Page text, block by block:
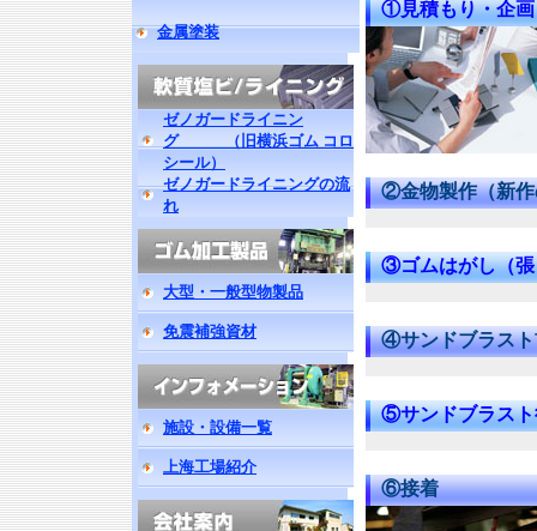
金属塗装
ゼノガードライニン
グ （旧横浜ゴム コロ
シール）
ゼノガードライニングの流
れ
大型・一般型物製品
免震補強資材
施設・設備一覧
上海工場紹介
①見積もり・企画
②金物製作（新作
③ゴムはがし（張
④サンドブラスト
⑤サンドブラスト
⑥接着